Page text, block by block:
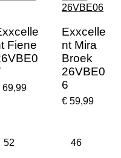
Fiene
69,99
Exxcelle
nt Mira
Broek
26VBE0
6
€ 59,99